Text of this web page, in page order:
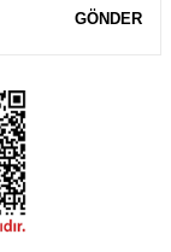
GÖNDER